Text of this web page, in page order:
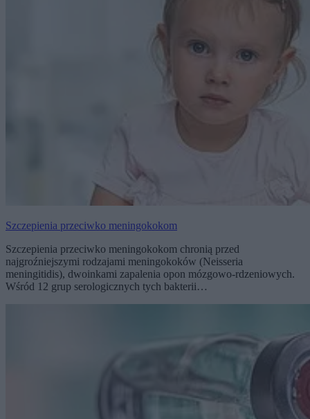
Szczepienia przeciwko meningokokom
Szczepienia przeciwko meningokokom chronią przed
najgroźniejszymi rodzajami meningokoków (Neisseria
meningitidis), dwoinkami zapalenia opon mózgowo-rdzeniowych.
Wśród 12 grup serologicznych tych bakterii…